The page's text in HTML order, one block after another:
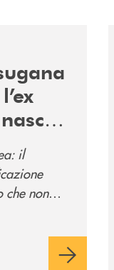
il
che non